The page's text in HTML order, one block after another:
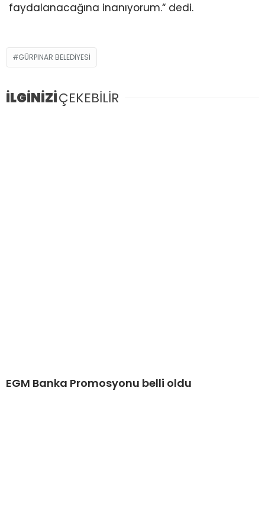
faydalanacağına inanıyorum.“ dedi.
GÜRPINAR BELEDIYESI
İLGİNİZİÇEKEBİLİR
EGM Banka Promosyonu belli oldu